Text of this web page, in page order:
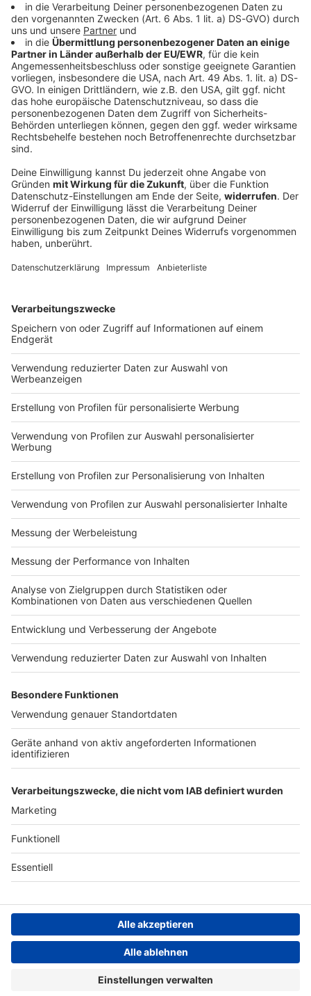
Five Finger Death Punch 2026: Zoltan über die Tour!
Five Finger Death Punch sind zurück! 🤘
ROCK ANTENNE Interview über das neue Album Legacy,
den Warrior Spirit hinter dem Song „De Oppresso Liber“
und die unerschütterliche Verbindung zu den Fans. Jetzt
reinschauen und das volle Interview erleben!
DEINE GEMERKTEN ARTIKEL
Du hast dir noch keine Artikel gemerkt
Markiere sie hierfür mit einem
Nutzungsbedingungen
Impressum
Das Band-ABC
Jobs
Archiv
Teilnahme­bedingungen
Geschäfts­bedingungen
ANTENNE BAYERN GROUP
Grounding Page ROCK
ANTENNE
Kontakt
Studio-Hotline
Datenschutz­erklärung
Cookie- und Drittanbieter-
einstellungen
Persönliche Datenkontrolle
ROCK ANTENNE
Region wechseln